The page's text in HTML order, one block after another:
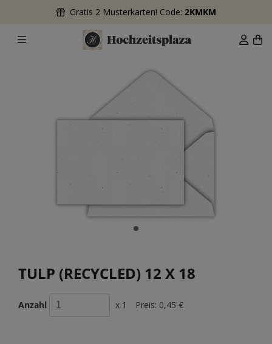
Gratis 2 Musterkarten! Code: 2KMKM
TULP (RECYCLED) 12 X 18
Anzahl x 1 Preis: 0,45 €